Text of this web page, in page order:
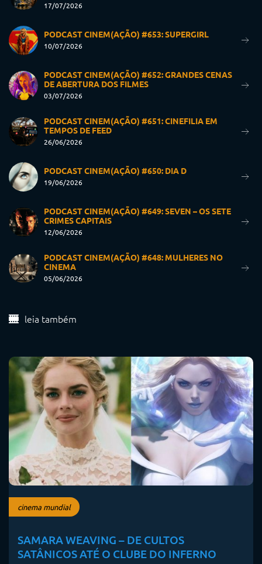
17/07/2026
PODCAST CINEM(AÇÃO) #653: SUPERGIRL
10/07/2026
PODCAST CINEM(AÇÃO) #652: GRANDES CENAS
DE ABERTURA DOS FILMES
03/07/2026
PODCAST CINEM(AÇÃO) #651: CINEFILIA EM
TEMPOS DE FEED
26/06/2026
PODCAST CINEM(AÇÃO) #650: DIA D
19/06/2026
PODCAST CINEM(AÇÃO) #649: SEVEN – OS SETE
CRIMES CAPITAIS
12/06/2026
PODCAST CINEM(AÇÃO) #648: MULHERES NO
CINEMA
05/06/2026
leia também
cinema mundial
SAMARA WEAVING – DE CULTOS
SATÂNICOS ATÉ O CLUBE DO INFERNO